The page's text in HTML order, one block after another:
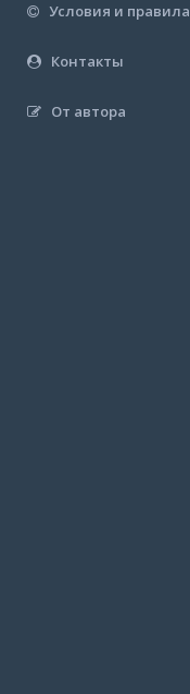
Условия и правила
Контакты
От автора